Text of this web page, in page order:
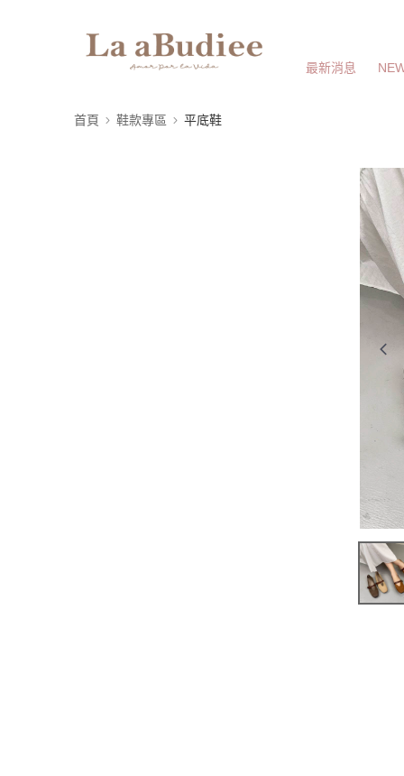
最新消息
首頁 鞋款專區 平底鞋